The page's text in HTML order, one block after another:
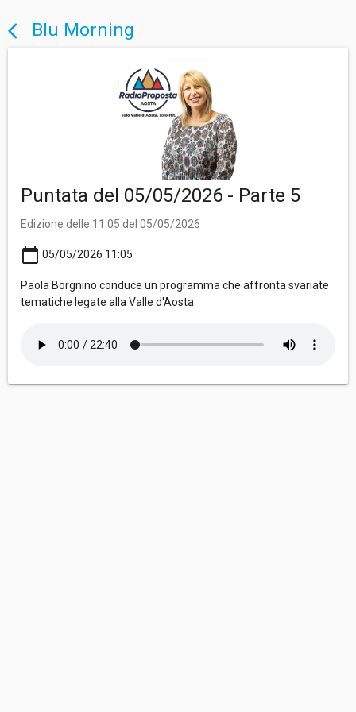
arrow_back_ios Blu Morning
Puntata del 05/05/2026 - Parte 5
Edizione delle 11:05 del 05/05/2026
calendar_today 05/05/2026 11:05
Paola Borgnino conduce un programma che affronta svariate
tematiche legate alla Valle d'Aosta